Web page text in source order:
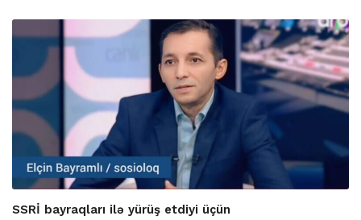
SSRİ bayraqları ilə yürüş etdiyi üçün